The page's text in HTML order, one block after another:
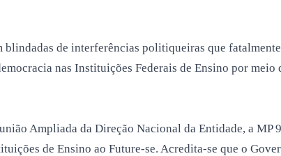
blindadas de interferências politiqueiras que
nas Instituições Federais de Ensino por
Ampliada da Direção Nacional da Entidade, a
de Ensino ao Future-se. Acredita-se que o